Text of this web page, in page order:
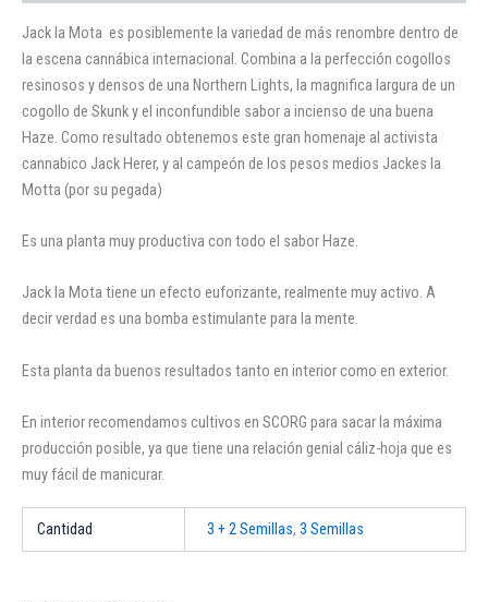
Jack la Mota es posiblemente la variedad de más renombre dentro de
la escena cannábica internacional. Combina a la perfección cogollos
resinosos y densos de una Northern Lights, la magnifica largura de un
cogollo de Skunk y el inconfundible sabor a incienso de una buena
Haze. Como resultado obtenemos este gran homenaje al activista
cannabico Jack Herer, y al campeón de los pesos medios Jackes la
Motta (por su pegada)
Es una planta muy productiva con todo el sabor Haze.
Jack la Mota tiene un efecto euforizante, realmente muy activo. A
decir verdad es una bomba estimulante para la mente.
Esta planta da buenos resultados tanto en interior como en exterior.
En interior recomendamos cultivos en SCORG para sacar la máxima
producción posible, ya que tiene una relación genial cáliz-hoja que es
muy fácil de manicurar.
Cantidad 3 + 2 Semillas, 3 Semillas